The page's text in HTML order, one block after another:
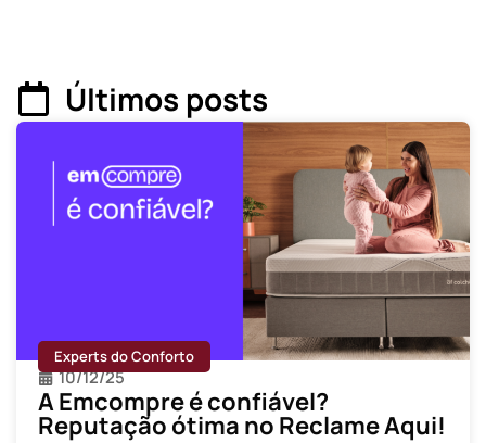
Últimos posts
Experts do Conforto
10/12/25
A Emcompre é confiável?
Reputação ótima no Reclame Aqui!